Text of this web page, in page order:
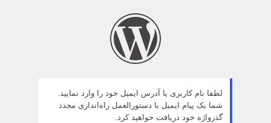
لطفا نام کاربری یا آدرس ایمیل خود را وارد نمایید.
شما یک پیام ایمیل با دستورالعمل راه‌اندازی مجدد
گذرواژه خود دریافت خواهید کرد.